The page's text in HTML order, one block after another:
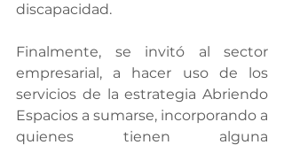
discapacidad.
Finalmente, se invitó al sector
empresarial, a hacer uso de los
servicios de la estrategia Abriendo
Espacios a sumarse, incorporando a
quienes tienen alguna